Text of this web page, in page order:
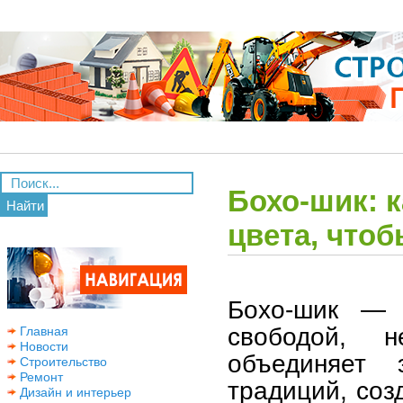
Найти
Главная
Новости
Строительство
Ремонт
Дизайн и интерьер
Бохо-шик:
цвета,
Бохо-шик —
свободой,
традиций,